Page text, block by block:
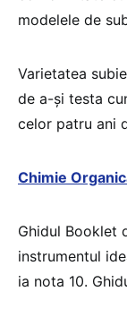
modelele de
Varietatea
de a-şi testa
celor patru ani
Chimie
Ghidul Booklet
instrumentul
ia nota 10.